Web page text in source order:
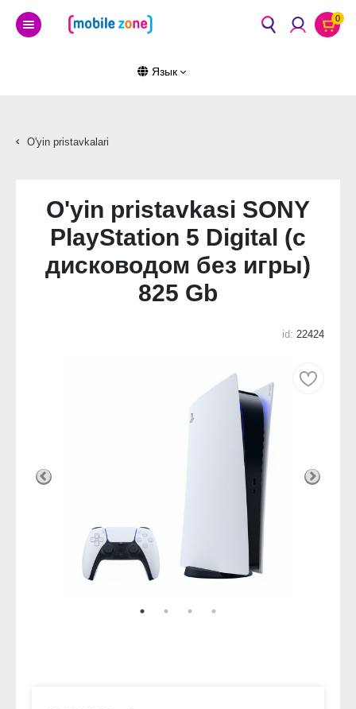
0
Язык
O'yin pristavkalari
O'yin pristavkasi SONY
PlayStation 5 Digital (с
дисководом без игры)
825 Gb
id: 22424